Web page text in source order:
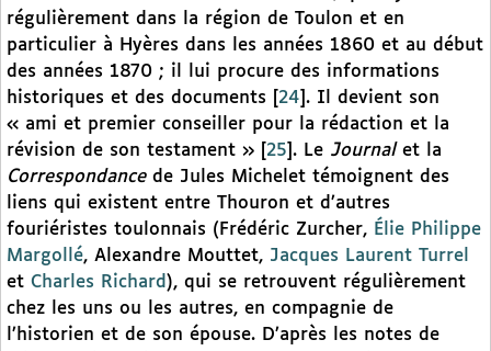
régulièrement dans la région de Toulon et en
particulier à Hyères dans les années 1860 et au début
des années 1870 ; il lui procure des informations
historiques et des documents
24 . Il devient son
« ami et premier conseiller pour la rédaction et la
révision de son testament »
25 . Le Journal et la
Correspondance de Jules Michelet témoignent des
liens qui existent entre Thouron et d’autres
fouriéristes toulonnais (Frédéric Zurcher, Élie Philippe
Margollé, Alexandre Mouttet, Jacques Laurent Turrel
et Charles Richard ), qui se retrouvent régulièrement
chez les uns ou les autres, en compagnie de
l’historien et de son épouse. D’après les notes de